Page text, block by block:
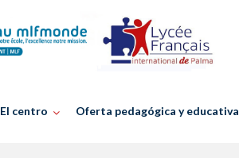
El centro Oferta pedagógica y educativa